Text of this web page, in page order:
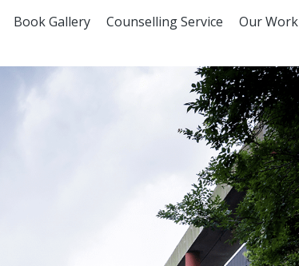
Book Gallery Counselling Service Our Work